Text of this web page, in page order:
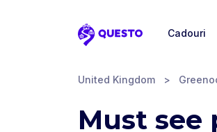
Questo
Cadouri
United Kingdom >
Must see